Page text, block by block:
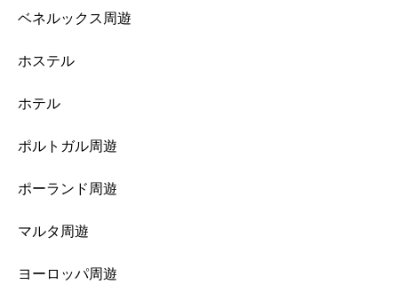
ベネルックス周遊
ホステル
ホテル
ポルトガル周遊
ポーランド周遊
マルタ周遊
ヨーロッパ周遊